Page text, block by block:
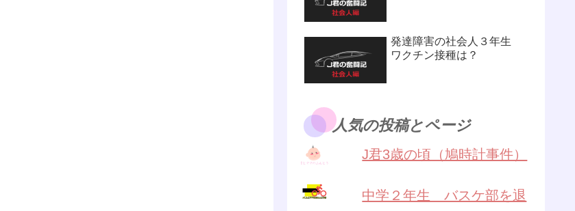
発達障害の社会人３年生
ワクチン接種は？
人気の投稿とページ
J君3歳の頃（鳩時計事件）
中学２年生 バスケ部を退